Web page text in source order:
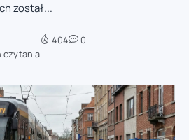
został...
czytania
404 0